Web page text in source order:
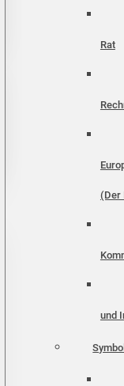
Rat
(Der
und